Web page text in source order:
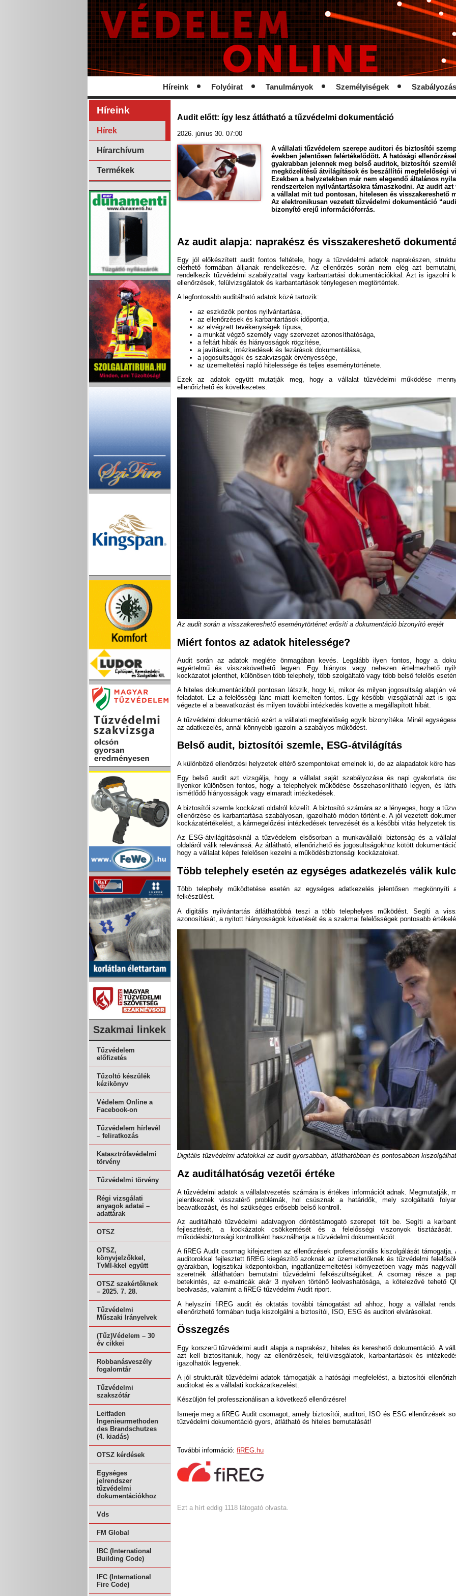
Híreink Folyóirat Tanulmányok Személyiségek Szabályozás
Híreink
Hírek
Hírarchívum
Termékek
Szakmai linkek
Tűzvédelem
előfizetés
Tűzoltó készülék
kézikönyv
Védelem Online a
Facebook-on
Tűzvédelem hírlevél
– feliratkozás
Katasztrófavédelmi
törvény
Tűzvédelmi törvény
Régi vizsgálati
anyagok adatai –
adattárak
OTSZ
OTSZ,
könyvjelzőkkel,
TvMI-kkel együtt
OTSZ szakértőknek
– 2025. 7. 28.
Tűzvédelmi
Műszaki Irányelvek
(Tűz)Védelem – 30
év cikkei
Robbanásveszély
fogalomtár
Tűzvédelmi
szakszótár
Leitfaden
Ingenieurmethoden
des Brandschutzes
(4. kiadás)
OTSZ kérdések
Egységes
jelrendszer
tűzvédelmi
dokumentációkhoz
Vds
FM Global
IBC (International
Building Code)
IFC (International
Fire Code)
Audit előtt: így lesz átlátható a tűzvédelmi dokumentáció
2026. június 30. 07:00
A vállalati tűzvédelem szerepe auditori és biztosítói
években jelentősen felértékelődött. A hatósági
gyakrabban jelennek meg belső auditok, biztosítói
megközelítésű átvilágítások és beszállítói megfelelőségi
Ezekben a helyzetekben már nem elegendő általános
rendszertelen nyilvántartásokra támaszkodni. Az audit
a vállalat mit tud pontosan, hitelesen és visszakereshető
Az elektronikusan vezetett tűzvédelmi dokumentáció
bizonyító erejű információforrás.
Az audit alapja: naprakész és visszakereshető
Egy jól előkészített audit fontos feltétele, hogy a tűzvédelmi adatok naprakészen,
elérhető formában álljanak rendelkezésre. Az ellenőrzés során nem elég azt
rendelkezik tűzvédelmi szabályzattal vagy karbantartási dokumentációkkal. Azt is igazolni
ellenőrzések, felülvizsgálatok és karbantartások ténylegesen megtörténtek.
A legfontosabb auditálható adatok közé tartozik:
az eszközök pontos nyilvántartása,
az ellenőrzések és karbantartások időpontja,
az elvégzett tevékenységek típusa,
a munkát végző személy vagy szervezet azonosíthatósága,
a feltárt hibák és hiányosságok rögzítése,
a javítások, intézkedések és lezárások dokumentálása,
a jogosultságok és szakvizsgák érvényessége,
az üzemeltetési napló hitelessége és teljes eseménytörténete.
Ezek az adatok együtt mutatják meg, hogy a vállalat tűzvédelmi működése
ellenőrizhető és következetes.
Az audit során a visszakereshető eseménytörténet erősíti a dokumentáció bizonyító erejét
Miért fontos az adatok hitelessége?
Audit során az adatok megléte önmagában kevés. Legalább ilyen fontos, hogy a
egyértelmű és visszakövethető legyen. Egy hiányos vagy nehezen értelmezhető
kockázatot jelenthet, különösen több telephely, több szolgáltató vagy több belső felelős
A hiteles dokumentációból pontosan látszik, hogy ki, mikor és milyen jogosultság alapján
feladatot. Ez a felelősségi lánc miatt kiemelten fontos. Egy későbbi vizsgálatnál azt is
végezte el a beavatkozást és milyen további intézkedés követte a megállapított hibát.
A tűzvédelmi dokumentáció ezért a vállalati megfelelőség egyik bizonyítéka. Minél
az adatkezelés, annál könnyebb igazolni a szabályos működést.
Belső audit, biztosítói szemle, ESG-átvilágítás
A különböző ellenőrzési helyzetek eltérő szempontokat emelnek ki, de az alapadatok köre
Egy belső audit azt vizsgálja, hogy a vállalat saját szabályozása és napi gyakorlata
Ilyenkor különösen fontos, hogy a telephelyek működése összehasonlítható legyen, és
ismétlődő hiányosságok vagy elmaradt intézkedések.
A biztosítói szemle kockázati oldalról közelít. A biztosító számára az a lényeges, hogy a
ellenőrzése és karbantartása szabályosan, igazolható módon történt-e. A jól vezetett
kockázatértékelést, a kármegelőzési intézkedések tervezését és a későbbi vitás helyzetek
Az ESG-átvilágításoknál a tűzvédelem elsősorban a munkavállalói biztonság és a
oldaláról válik relevánssá. Az átlátható, ellenőrizhető és jogosultságokhoz kötött
hogy a vállalat képes felelősen kezelni a működésbiztonsági kockázatokat.
Több telephely esetén az egységes adatkezelés válik
Több telephely működtetése esetén az egységes adatkezelés jelentősen megkönnyíti
felkészülést.
A digitális nyilvántartás átláthatóbbá teszi a több telephelyes működést. Segíti a
azonosítását, a nyitott hiányosságok követését és a szakmai felelősségek pontosabb
Digitális tűzvédelmi adatokkal az audit gyorsabban, átláthatóbban és pontosabban
Az auditálhatóság vezetői értéke
A tűzvédelmi adatok a vállalatvezetés számára is értékes információt adnak. Megmutatják,
jelentkeznek visszatérő problémák, hol csúsznak a határidők, mely szolgáltatói
beavatkozást, és hol szükséges erősebb belső kontroll.
Az auditálható tűzvédelmi adatvagyon döntéstámogató szerepet tölt be. Segíti a
fejlesztését, a kockázatok csökkentését és a felelősségi viszonyok
működésbiztonsági kontrollként használhatja a tűzvédelmi dokumentációt.
A fiREG Audit csomag kifejezetten az ellenőrzések professzionális kiszolgálását
auditorokkal fejlesztett fiREG kiegészítő azoknak az üzemeltetőknek és tűzvédelmi
gyárakban, logisztikai központokban, ingatlanüzemeltetési környezetben vagy más
szeretnék átláthatóan bemutatni tűzvédelmi felkészültségüket. A csomag része a
betekintés, az e-matricák akár 3 nyelven történő leolvashatósága, a kötelezővé tehető
beolvasás, valamint a fiREG tűzvédelmi Audit riport.
A helyszíni fiREG audit és oktatás további támogatást ad ahhoz, hogy a vállalat
ellenőrizhető formában tudja kiszolgálni a biztosítói, ISO, ESG és auditori elvárásokat.
Összegzés
Egy korszerű tűzvédelmi audit alapja a naprakész, hiteles és kereshető dokumentáció. A
azt kell biztosítaniuk, hogy az ellenőrzések, felülvizsgálatok, karbantartások és
igazolhatók legyenek.
A jól strukturált tűzvédelmi adatok támogatják a hatósági megfelelést, a biztosítói
auditokat és a vállalati kockázatkezelést.
Készüljön fel professzionálisan a következő ellenőrzésre!
Ismerje meg a fiREG Audit csomagot, amely biztosítói, auditori, ISO és ESG ellenőrzések
tűzvédelmi dokumentáció gyors, átlátható és hiteles bemutatását!
További információ:fiREG.hu
Ezt a hírt eddig 1118 látogató olvasta.